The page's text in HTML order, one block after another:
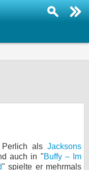
als Jacksons
auch in "Buffy – Im
" spielte er mehrmals